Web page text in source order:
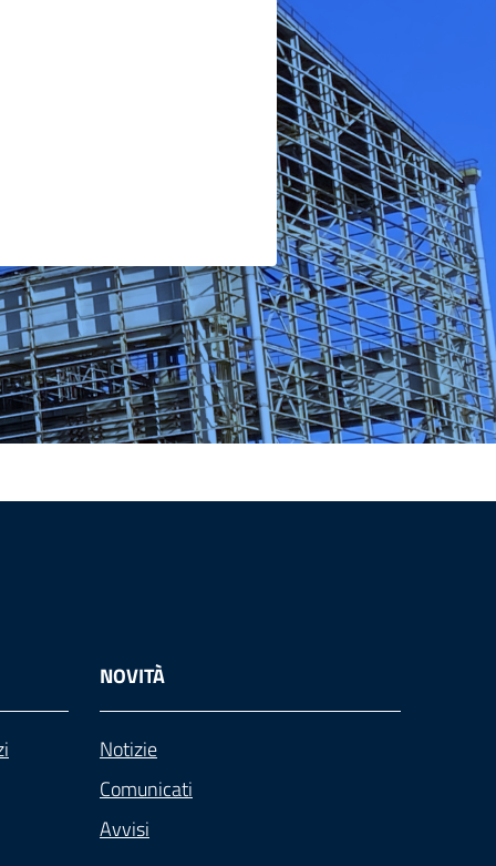
NOVITÀ
Notizie
Comunicati
Avvisi